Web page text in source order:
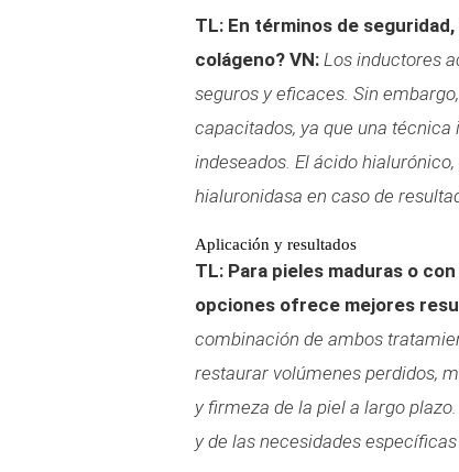
TL: En términos de
colágeno? VN: Los inductores
seguros y eficaces. Sin
capacitados, ya que una
indeseados. El ácido
hialuronidasa en caso de
Aplicación y resultados
TL: Para pieles maduras o
opciones ofrece mejores
combinación de ambos
restaurar volúmenes perdidos,
y firmeza de la piel a largo
y de las necesidades